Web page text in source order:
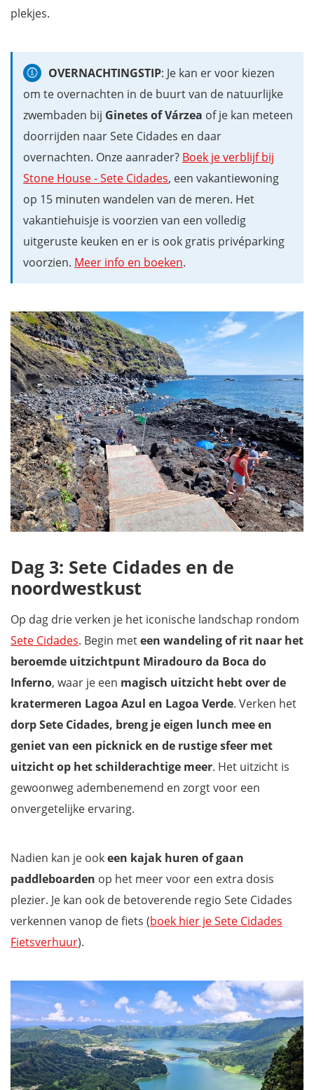
plekjes.
OVERNACHTINGSTIP: Je kan er voor kiezen
om te overnachten in de buurt van de natuurlijke
zwembaden bij Ginetes of Várzea of je kan meteen
doorrijden naar Sete Cidades en daar
overnachten. Onze aanrader? Boek je verblijf bij
Stone House - Sete Cidades, een vakantiewoning
op 15 minuten wandelen van de meren. Het
vakantiehuisje is voorzien van een volledig
uitgeruste keuken en er is ook gratis privéparking
voorzien. Meer info en boeken.
Dag 3: Sete Cidades en de
noordwestkust
Op dag drie verken je het iconische landschap rondom
Sete Cidades. Begin meteen wandeling of rit naar het
beroemde uitzichtpunt Miradouro da Boca do
Inferno, waar je een magisch uitzicht hebt over de
kratermeren Lagoa Azul en Lagoa Verde. Verken het
dorp Sete Cidades, breng je eigen lunch mee en
geniet van een picknick en de rustige sfeer met
uitzicht op het schilderachtige meer. Het uitzicht is
gewoonweg adembenemend en zorgt voor een
onvergetelijke ervaring.
Nadien kan je ookeen kajak huren of gaan
paddleboarden op het meer voor een extra dosis
plezier. Je kan ook de betoverende regio Sete Cidades
verkennen vanop de fiets (boek hier je Sete Cidades
Fietsverhuur).